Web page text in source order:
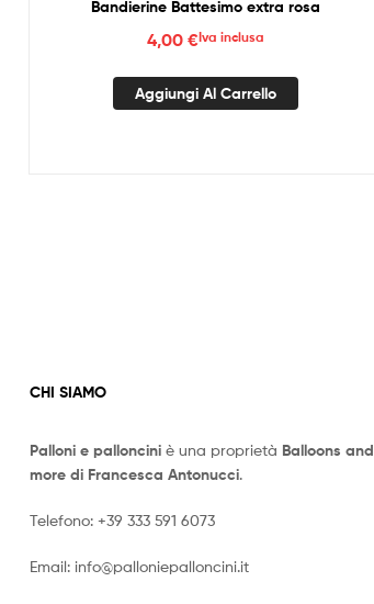
Bandierine Battesimo extra rosa
4,00€Iva inclusa
Aggiungi Al Carrello
CHI SIAMO
Palloni e palloncini è una proprietà Balloons and
more di Francesca Antonucci.
Telefono: +39 333 591 6073
Email: info@palloniepalloncini.it